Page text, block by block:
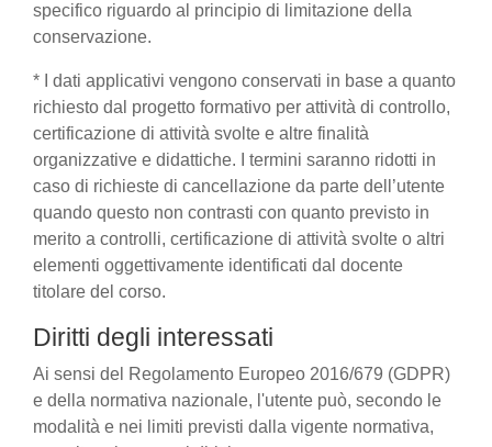
specifico riguardo al principio di limitazione della
conservazione.
* I dati applicativi vengono conservati in base a quanto
richiesto dal progetto formativo per attività di controllo,
certificazione di attività svolte e altre finalità
organizzative e didattiche. I termini saranno ridotti in
caso di richieste di cancellazione da parte dell’utente
quando questo non contrasti con quanto previsto in
merito a controlli, certificazione di attività svolte o altri
elementi oggettivamente identificati dal docente
titolare del corso.
Diritti degli interessati
Ai sensi del Regolamento Europeo 2016/679 (GDPR)
e della normativa nazionale, l'utente può, secondo le
modalità e nei limiti previsti dalla vigente normativa,